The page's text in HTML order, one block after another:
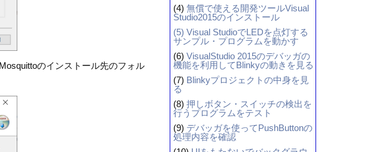
のインストール先のフォル
(4) 無償で使える開発ツールVisual
Studio2015のインストール
(5) Visual StudioでLEDを点灯する
サンプル・プログラムを動かす
(6) VisualStudio 2015のデバッガの
機能を利用してBlinkyの動きを見る
(7) Blinkyプロジェクトの中身を見
る
(8) 押しボタン・スイッチの検出を
行うプログラムをテスト
(9) デバッガを使ってPushButtonの
処理内容を確認